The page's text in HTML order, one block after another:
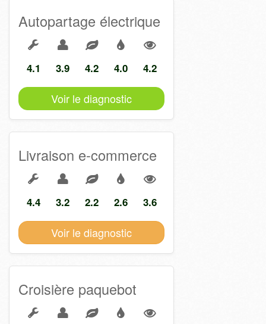
Autopartage électrique
4.1 3.9 4.2 4.0 4.2
Voir le diagnostic
Livraison e-commerce
4.4 3.2 2.2 2.6 3.6
Voir le diagnostic
Croisière paquebot